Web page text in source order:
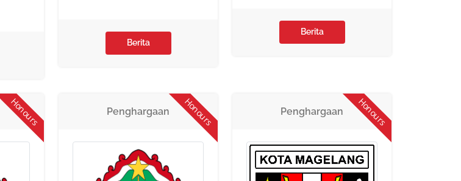
Berita
Berita
Honours Honours
Penghargaan Honours
Penghargaan